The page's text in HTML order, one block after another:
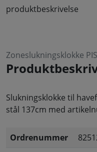
produktbeskrivelse
Zoneslukningsklokke
Slukningsklokke til
stål 137cm med
Ordrenummer